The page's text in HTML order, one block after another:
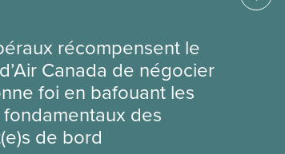
récompensent le
Canada de négocier
foi en bafouant les
des
de bord